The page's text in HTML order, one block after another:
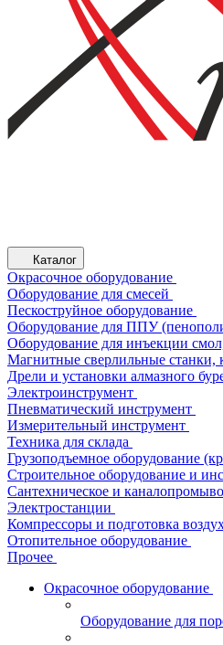
Каталог
Окрасочное оборудование
Оборудование для смесей
Пескоструйное оборудование
Оборудование для ППУ
Оборудование для инъекции
Магнитные сверлильные станки,
Дрели и установки алмазного
Электроинструмент
Пневматический инструмент
Измерительный инструмент
Техника для склада
Грузоподъемное оборудование
Строительное оборудование и
Сантехническое и
Электростанции
Компрессоры и подготовка
Отопительное оборудование
Прочее
Окрасочное оборудование
Оборудование для